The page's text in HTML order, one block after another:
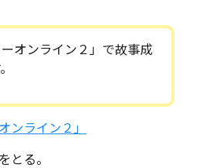
ーオンライン２」で故事成
ンライン２」
とる。